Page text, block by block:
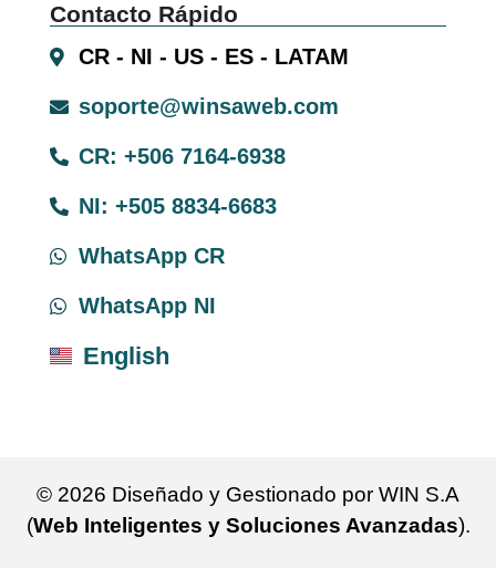
Contacto Rápido
CR - NI - US - ES - LATAM
soporte@winsaweb.com
CR: +506 7164-6938
NI: +505 8834-6683
WhatsApp CR
WhatsApp NI
English
© 2026 Diseñado y Gestionado por WIN S.A
(Web Inteligentes y Soluciones Avanzadas).